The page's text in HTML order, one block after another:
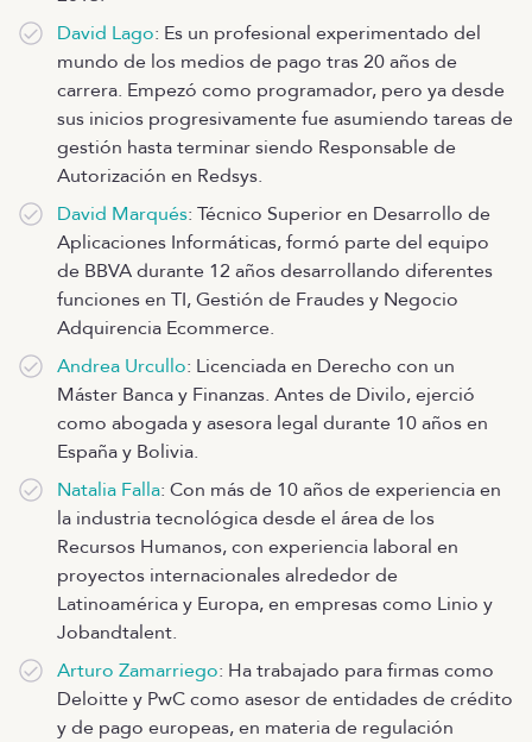
David Lago: Es un profesional experimentado del
mundo de los medios de pago tras 20 años de
carrera. Empezó como programador, pero ya desde
sus inicios progresivamente fue asumiendo tareas de
gestión hasta terminar siendo Responsable de
Autorización en Redsys.
David Marqués: Técnico Superior en Desarrollo de
Aplicaciones Informáticas, formó parte del equipo
de BBVA durante 12 años desarrollando diferentes
funciones en TI, Gestión de Fraudes y Negocio
Adquirencia Ecommerce.
Andrea Urcullo: Licenciada en Derecho con un
Máster Banca y Finanzas. Antes de Divilo, ejerció
como abogada y asesora legal durante 10 años en
España y Bolivia.
Natalia Falla: Con más de 10 años de experiencia en
la industria tecnológica desde el área de los
Recursos Humanos, con experiencia laboral en
proyectos internacionales alrededor de
Latinoamérica y Europa, en empresas como Linio y
Jobandtalent.
Arturo Zamarriego: Ha trabajado para firmas como
Deloitte y PwC como asesor de entidades de crédito
y de pago europeas, en materia de regulación